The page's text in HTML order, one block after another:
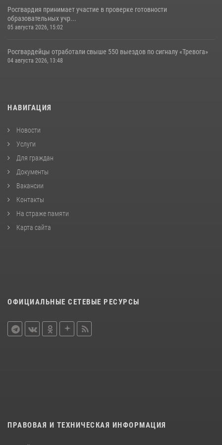
Росгвардия принимает участие в проверке готовности
образовательных учр...
05 августа 2026, 15:02
Росгвардейцы отработали свыше 550 выездов по сигналу «Тревога»
04 августа 2026, 13:48
НАВИГАЦИЯ
Новости
Услуги
Для граждан
Документы
Вакансии
Контакты
На страже памяти
Карта сайта
ОФИЦИАЛЬНЫЕ СЕТЕВЫЕ РЕСУРСЫ
ПРАВОВАЯ И ТЕХНИЧЕСКАЯ ИНФОРМАЦИЯ